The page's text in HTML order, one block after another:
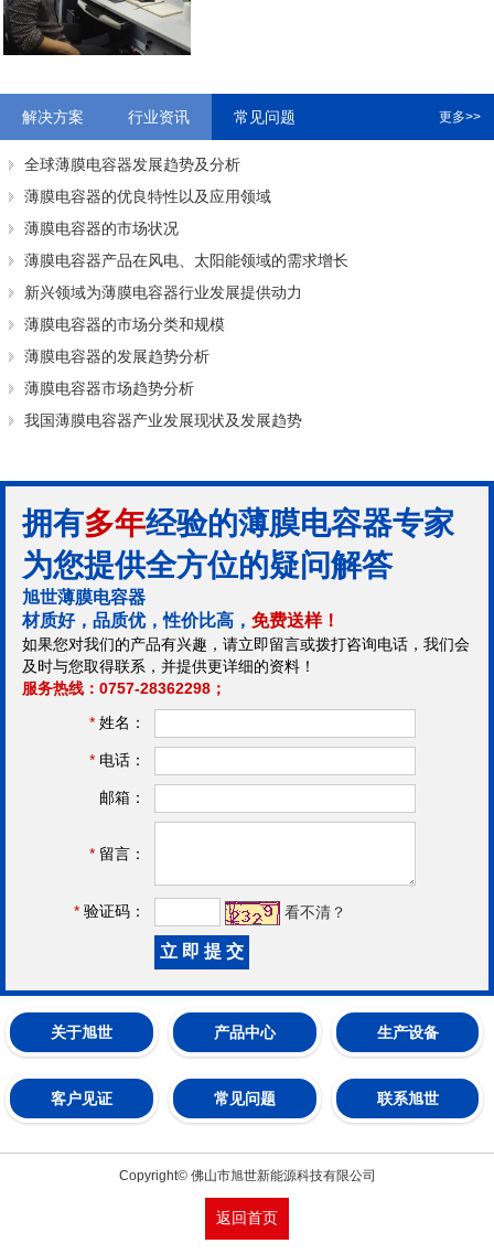
解决方案 行业资讯 常见问题 更多>>
全球薄膜电容器发展趋势及分析
薄膜电容器的优良特性以及应用领域
薄膜电容器的市场状况
薄膜电容器产品在风电、太阳能领域的需求增长
新兴领域为薄膜电容器行业发展提供动力
薄膜电容器的市场分类和规模
薄膜电容器的发展趋势分析
薄膜电容器市场趋势分析
我国薄膜电容器产业发展现状及发展趋势
拥有多年经验的薄膜电容器专家
为您提供全方位的疑问解答
旭世薄膜电容器
材质好，品质优，性价比高， 免费送样！
如果您对我们的产品有兴趣，请立即留言或拨打咨询电话，我们会
及时与您取得联系，并提供更详细的资料！
服务热线：0757-28362298；
* 姓名：
* 电话：
邮箱：
* 留言：
* 验证码： 看不清？
关于旭世 产品中心 生产设备
客户见证 常见问题 联系旭世
Copyright© 佛山市旭世新能源科技有限公司
返回首页